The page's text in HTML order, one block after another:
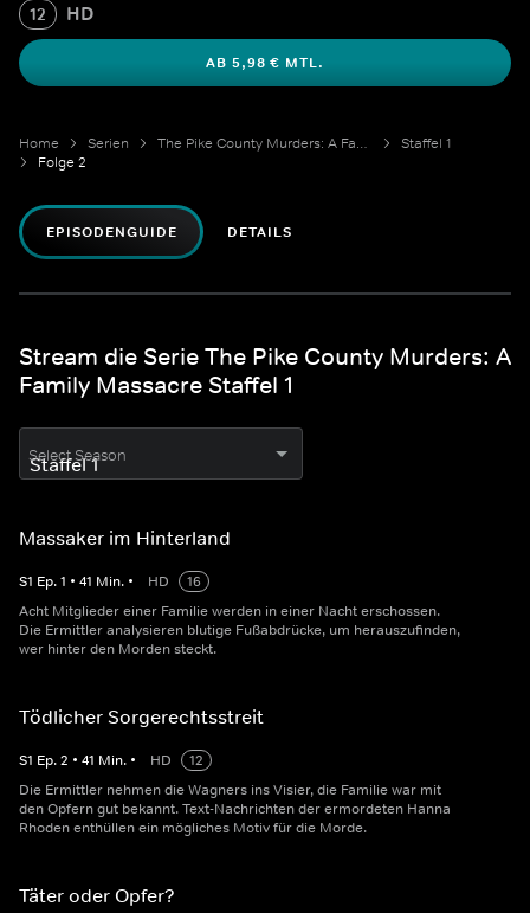
12 HD
AB 5,98 € MTL.
Home Serien The Pike County Murders: A Family Massacre
Staffel 1
Folge 2
EPISODENGUIDE DETAILS
Stream die Serie The Pike County Murders: A
Family Massacre Staffel 1
Select Season
Massaker im Hinterland
S1 Ep.1 • 41 Min. • HD
16
Acht Mitglieder einer Familie werden in einer Nacht erschossen.
Die Ermittler analysieren blutige Fußabdrücke, um herauszufinden,
wer hinter den Morden steckt.
Tödlicher Sorgerechtsstreit
S1 Ep.2 • 41 Min. • HD
12
Die Ermittler nehmen die Wagners ins Visier, die Familie war mit
den Opfern gut bekannt. Text-Nachrichten der ermordeten Hanna
Rhoden enthüllen ein mögliches Motiv für die Morde.
Täter oder Opfer?